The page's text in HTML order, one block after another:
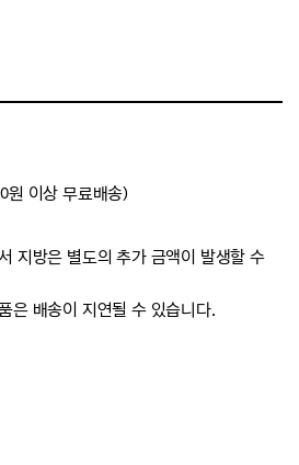
원 이상 무료배송)
지방은 별도의 추가 금액이 발생할 수
은 배송이 지연될 수 있습니다.